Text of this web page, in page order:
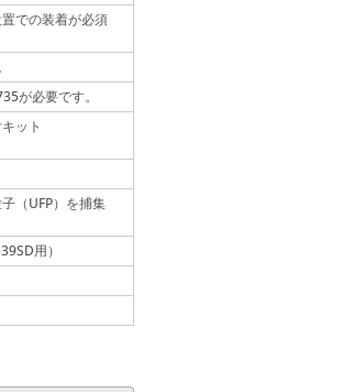
での装着が必須
が必要です。
ット
（UFP）を捕集
用）